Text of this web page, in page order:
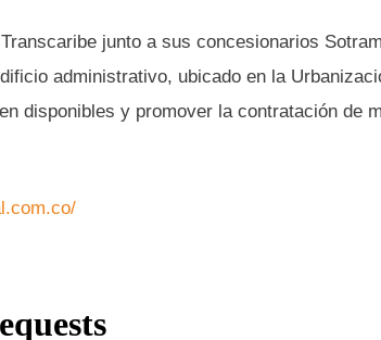
junto a sus concesionarios
administrativo, ubicado en la
disponibles y promover la contratación de